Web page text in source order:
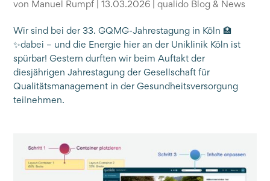
von Manuel Rumpf |13.03.2026 |qualido Blog & News
Wir sind bei der 33. GQMG-Jahrestagung in Köln 🏥
✨dabei – und die Energie hier an der Uniklinik Köln ist
spürbar! Gestern durften wir beim Auftakt der
diesjährigen Jahrestagung der Gesellschaft für
Qualitätsmanagement in der Gesundheitsversorgung
teilnehmen.